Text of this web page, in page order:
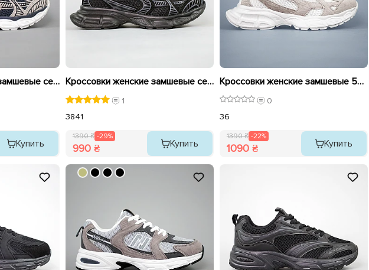
Кроссовки женские замшевые сетка 594076 Серые распродажа
Купить
Кроссовки женские замшевые сетка 594074 Черные распродажа
1
3841
1390 ₴ -29%
990 ₴ Купить
Кроссовки женские замшевые 594075 Белые молочные распродажа
0
36
1390 ₴ -22%
1090 ₴ Купить